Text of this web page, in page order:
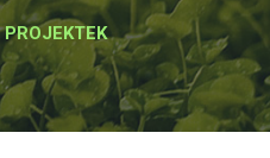
PROJEKTEK